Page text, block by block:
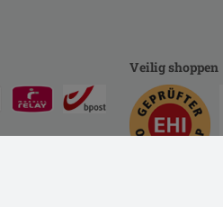
Veilig shoppen